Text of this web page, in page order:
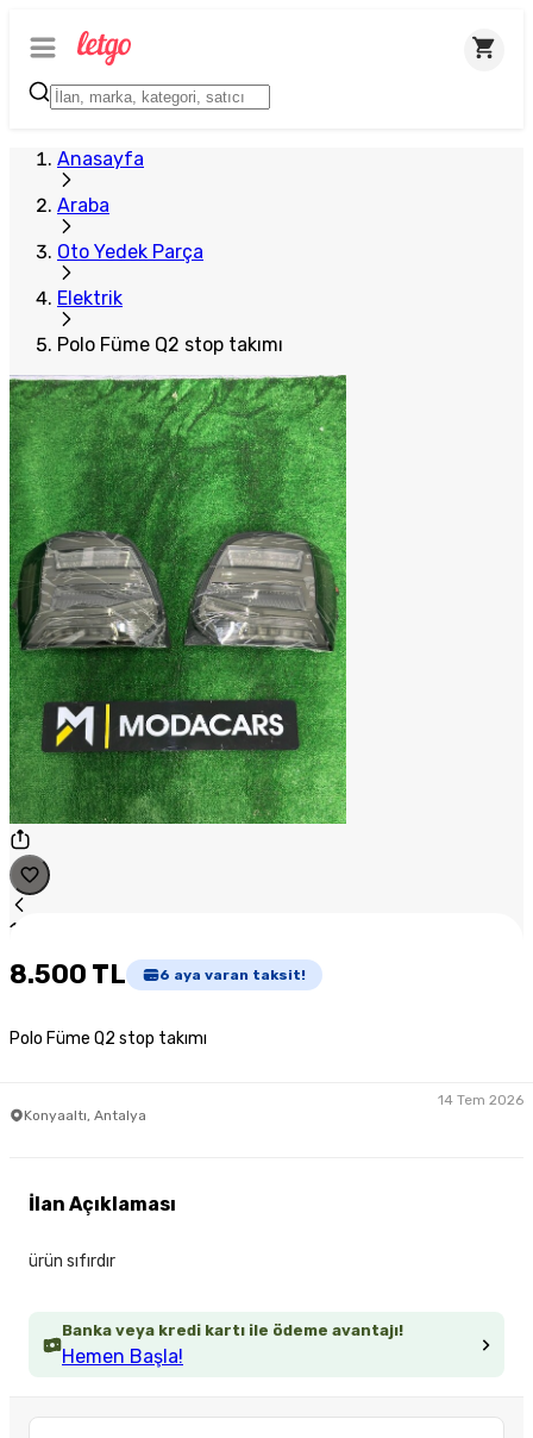
Anasayfa
Araba
Oto Yedek Parça
Elektrik
Polo Füme Q2 stop takımı
1
Plus Satıcı
8.500 TL 6 aya varan taksit!
Polo Füme Q2 stop takımı
Konyaaltı, Antalya
14 Tem 2026
Banka veya kredi kartı ile ödeme avantajı!
Hemen Başla!
İlan Açıklaması
ürün sıfırdır